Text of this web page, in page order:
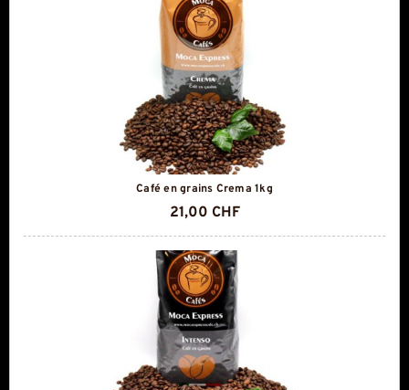
Café en grains Crema 1kg
21,00 CHF